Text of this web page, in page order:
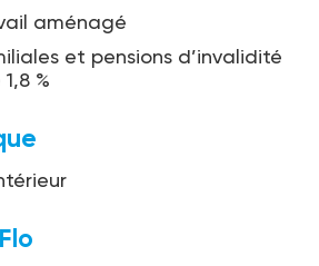
aménagé
et pensions d’invalidité
%